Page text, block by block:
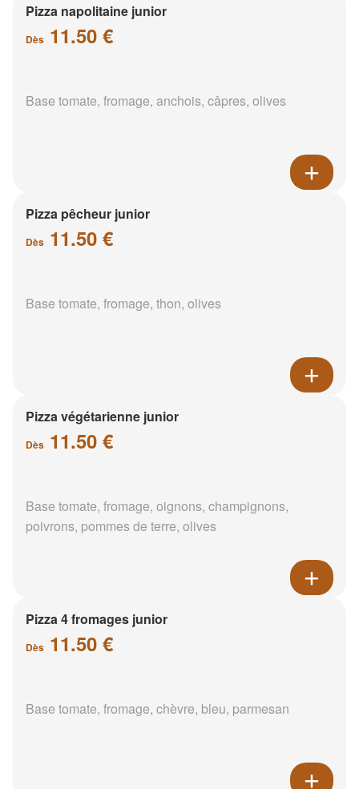
Pizza napolitaine junior
Dès 11.50 €
Base tomate, fromage, anchois, câpres, olives
Pizza pêcheur junior
Dès 11.50 €
Base tomate, fromage, thon, olives
Pizza végétarienne junior
Dès 11.50 €
Base tomate, fromage, oignons, champignons,
poivrons, pommes de terre, olives
Pizza 4 fromages junior
Dès 11.50 €
Base tomate, fromage, chèvre, bleu, parmesan